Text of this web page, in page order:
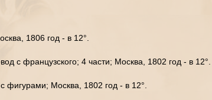
1806 год - в 12°.
с французского; 4 части; Москва, 1802 год - в 12°.
фигурами; Москва, 1802 год - в 12°.